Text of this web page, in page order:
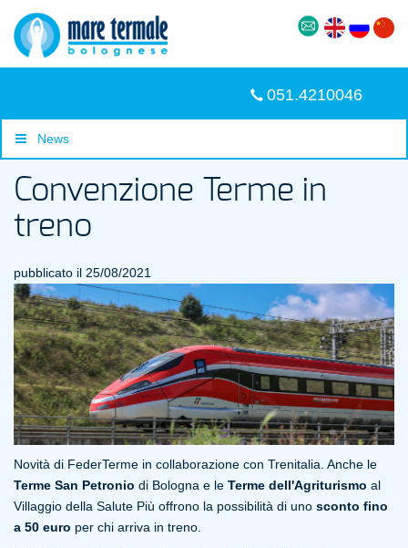
051.4210046
News
Convenzione Terme in
treno
pubblicato il 25/08/2021
Novità di FederTerme in collaborazione con Trenitalia. Anche le
Terme San Petronio di Bologna e le Terme dell'Agriturismo al
Villaggio della Salute Più offrono la possibilità di uno sconto fino
a 50 euro per chi arriva in treno.